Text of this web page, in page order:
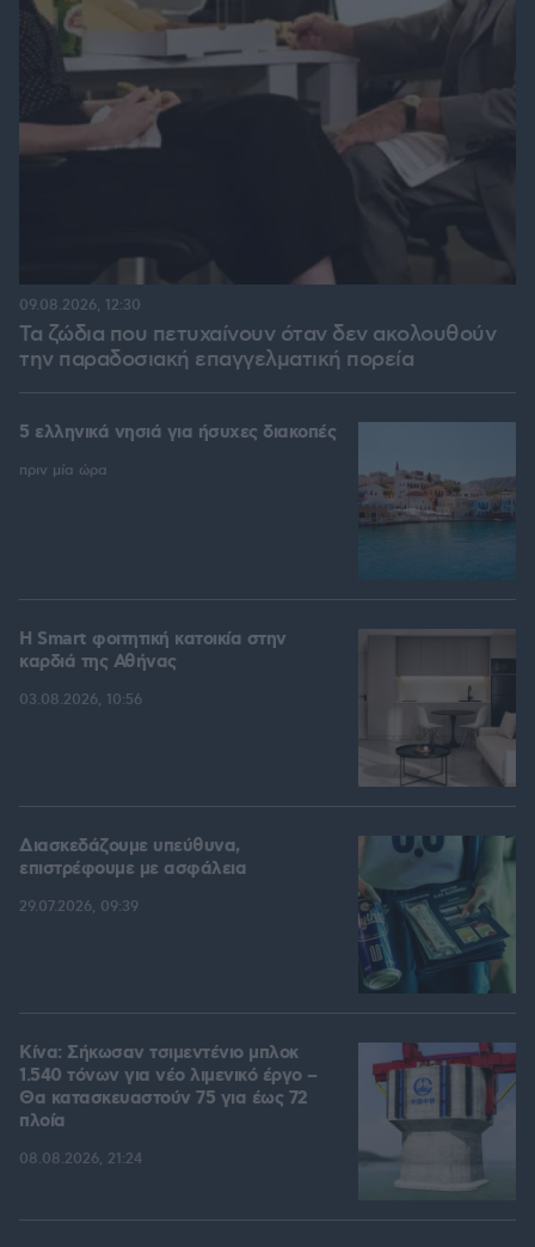
Τα ζώδια που πετυχαίνουν όταν δεν ακολουθούν
την παραδοσιακή επαγγελματική πορεία
09.08.2026, 12:30
5 ελληνικά νησιά για ήσυχες διακοπές
πριν μία ώρα
Η Smart φοιτητική κατοικία στην
καρδιά της Αθήνας
03.08.2026, 10:56
Διασκεδάζουμε υπεύθυνα,
επιστρέφουμε με ασφάλεια
29.07.2026, 09:39
Κίνα: Σήκωσαν τσιμεντένιο μπλοκ
1.540 τόνων για νέο λιμενικό έργο –
Θα κατασκευαστούν 75 για έως 72
πλοία
08.08.2026, 21:24